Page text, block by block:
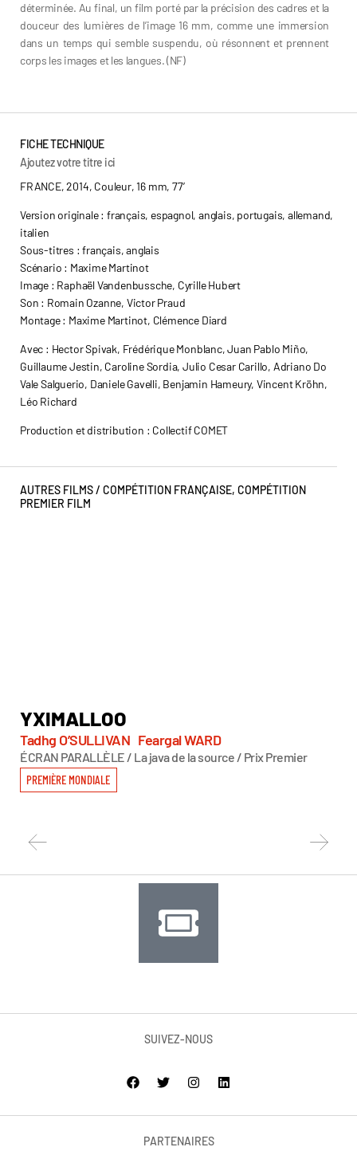
déterminée. Au final, un film porté par la précision des cadres et la
douceur des lumières de l’image 16 mm, comme une immersion
dans un temps qui semble suspendu, où résonnent et prennent
corps les images et les langues. (NF)
FICHE TECHNIQUE
Ajoutez votre titre ici
FRANCE, 2014, Couleur, 16 mm, 77’
Version originale : français, espagnol, anglais, portugais, allemand,
italien
Sous-titres : français, anglais
Scénario : Maxime Martinot
Image : Raphaël Vandenbussche, Cyrille Hubert
Son : Romain Ozanne, Victor Praud
Montage : Maxime Martinot, Clémence Diard
Avec : Hector Spivak, Frédérique Monblanc, Juan Pablo Miño,
Guillaume Jestin, Caroline Sordia, Julio Cesar Carillo, Adriano Do
Vale Salguerio, Daniele Gavelli, Benjamin Hameury, Vincent Kröhn,
Léo Richard
Production et distribution : Collectif COMET
AUTRES FILMS / COMPÉTITION FRANÇAISE, COMPÉTITION
PREMIER FILM
YXIMALLOO
Tadhg O’SULLIVAN Feargal WARD
ÉCRAN PARALLÈLE / La java de la source / Prix Premier
PREMIÈRE MONDIALE
SUIVEZ-NOUS
PARTENAIRES